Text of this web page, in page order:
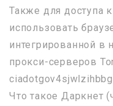
Также для доступа
использовать
интегрированной в
прокси-серверов
Что такое Даркнет